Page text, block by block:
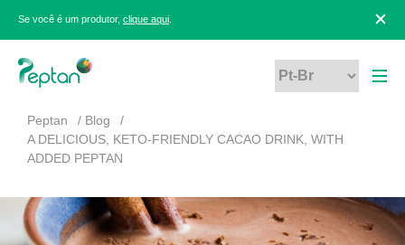
Se você é um produtor, clique aqui
Peptan
Blog
A DELICIOUS, KETO-FRIENDLY CACAO DRINK, WITH
ADDED PEPTAN